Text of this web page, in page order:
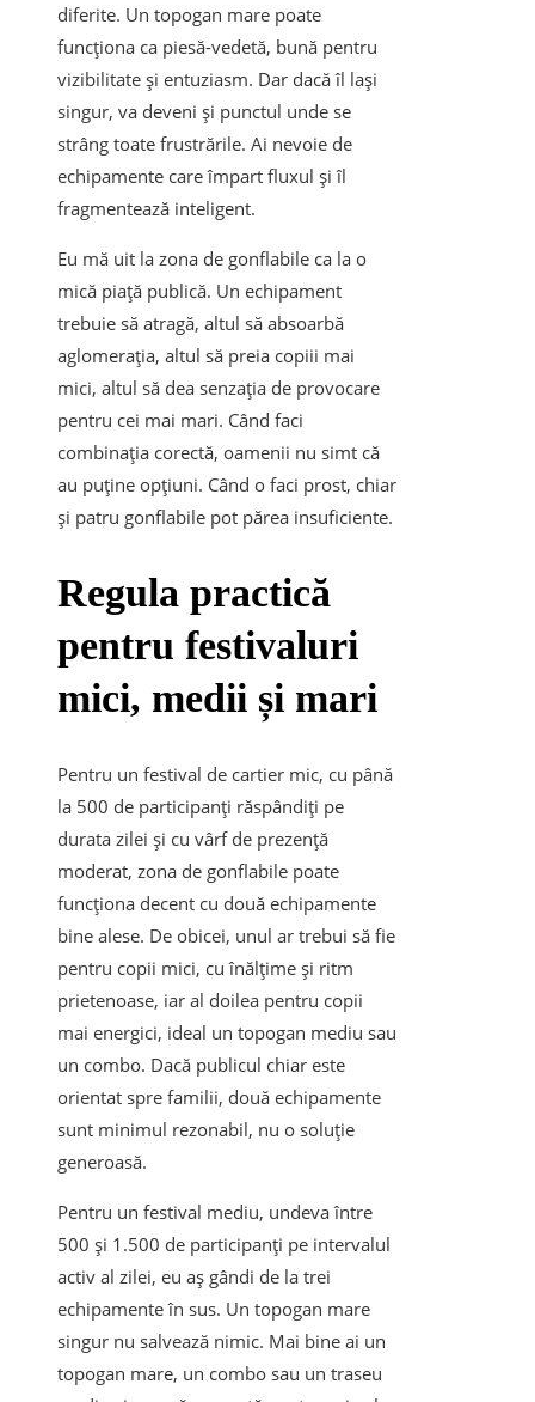
diferite. Un topogan mare poate
funcționa ca piesă-vedetă, bună pentru
vizibilitate și entuziasm. Dar dacă îl lași
singur, va deveni și punctul unde se
strâng toate frustrările. Ai nevoie de
echipamente care împart fluxul și îl
fragmentează inteligent.
Eu mă uit la zona de gonflabile ca la o
mică piață publică. Un echipament
trebuie să atragă, altul să absoarbă
aglomerația, altul să preia copiii mai
mici, altul să dea senzația de provocare
pentru cei mai mari. Când faci
combinația corectă, oamenii nu simt că
au puține opțiuni. Când o faci prost, chiar
și patru gonflabile pot părea insuficiente.
Regula practică
pentru festivaluri
mici, medii și mari
Pentru un festival de cartier mic, cu până
la 500 de participanți răspândiți pe
durata zilei și cu vârf de prezență
moderat, zona de gonflabile poate
funcționa decent cu două echipamente
bine alese. De obicei, unul ar trebui să fie
pentru copii mici, cu înălțime și ritm
prietenoase, iar al doilea pentru copii
mai energici, ideal un topogan mediu sau
un combo. Dacă publicul chiar este
orientat spre familii, două echipamente
sunt minimul rezonabil, nu o soluție
generoasă.
Pentru un festival mediu, undeva între
500 și 1.500 de participanți pe intervalul
activ al zilei, eu aș gândi de la trei
echipamente în sus. Un topogan mare
singur nu salvează nimic. Mai bine ai un
topogan mare, un combo sau un traseu